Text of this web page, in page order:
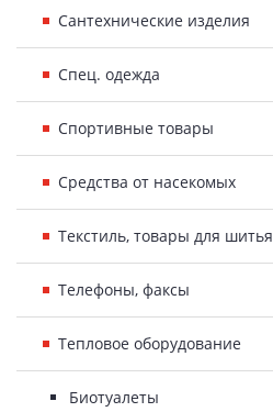
Сантехнические изделия
Спец. одежда
Спортивные товары
Средства от насекомых
Текстиль, товары для шитья
Телефоны, факсы
Тепловое оборудование
Биотуалеты